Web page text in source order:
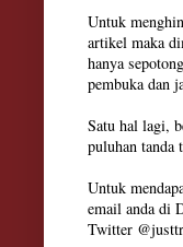
Untuk
artikel maka
hanya
pembuka dan
Satu hal lagi,
puluhan tanda
Untuk
email anda di
Twitter